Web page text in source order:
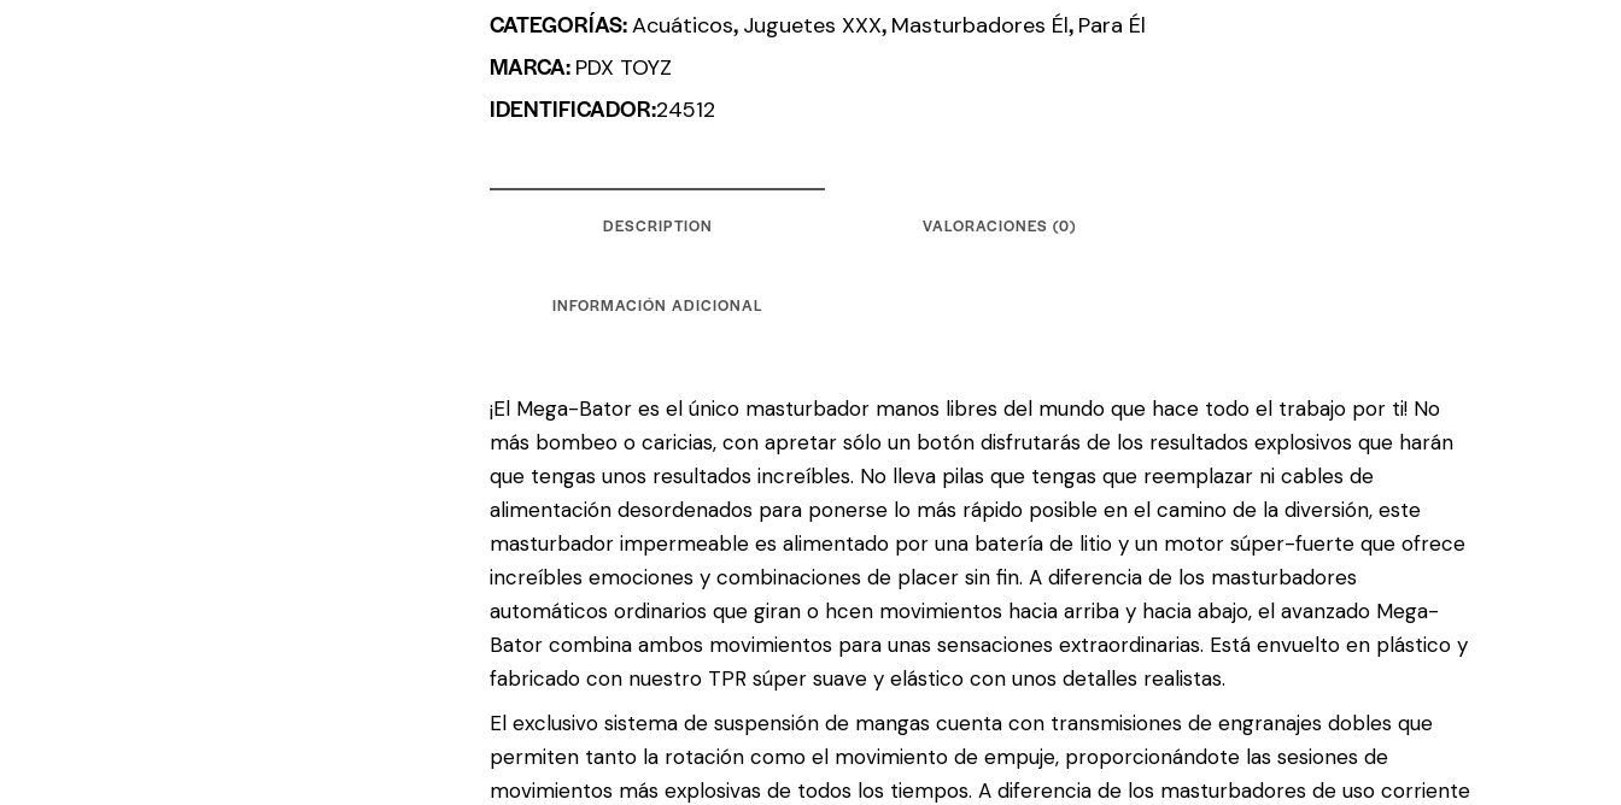
CATEGORÍAS:Acuáticos, Juguetes XXX, Masturbadores Él, Para Él
MARCA: PDX TOYZ
IDENTIFICADOR:24512
DESCRIPTION VALORACIONES (0)
INFORMACIÓN ADICIONAL
¡El Mega-Bator es el único masturbador manos libres del mundo que hace todo el trabajo por ti! No
más bombeo o caricias, con apretar sólo un botón disfrutarás de los resultados explosivos que harán
que tengas unos resultados increíbles. No lleva pilas que tengas que reemplazar ni cables de
alimentación desordenados para ponerse lo más rápido posible en el camino de la diversión, este
masturbador impermeable es alimentado por una batería de litio y un motor súper-fuerte que ofrece
increíbles emociones y combinaciones de placer sin fin. A diferencia de los masturbadores
automáticos ordinarios que giran o hcen movimientos hacia arriba y hacia abajo, el avanzado Mega-
Bator combina ambos movimientos para unas sensaciones extraordinarias. Está envuelto en plástico y
fabricado con nuestro TPR súper suave y elástico con unos detalles realistas.
El exclusivo sistema de suspensión de mangas cuenta con transmisiones de engranajes dobles que
permiten tanto la rotación como el movimiento de empuje, proporcionándote las sesiones de
movimientos más explosivas de todos los tiempos. A diferencia de los masturbadores de uso corriente